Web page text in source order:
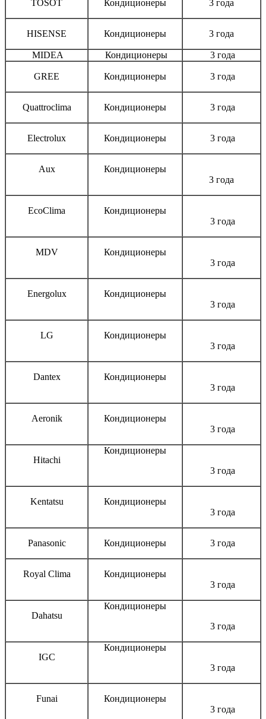
TOSOT Кондиционеры 3 года
HISENSE Кондиционеры 3 года
MIDEA Кондиционеры 3 года
GREE Кондиционеры 3 года
Quattroclima Кондиционеры 3 года
Electrolux Кондиционеры 3 года
Aux
Кондиционеры
3 года
EcoClima
Кондиционеры
3 года
MDV
Кондиционеры
3 года
Energolux
Кондиционеры
3 года
LG
Кондиционеры
3 года
Dantex
Кондиционеры
3 года
Aeronik
Кондиционеры
3 года
Hitachi
Кондиционеры
3 года
Kentatsu
Кондиционеры
3 года
Panasonic Кондиционеры 3 года
Royal Clima
Кондиционеры
3 года
Dahatsu
Кондиционеры
3 года
IGC
Кондиционеры
3 года
Funai
Кондиционеры
3 года